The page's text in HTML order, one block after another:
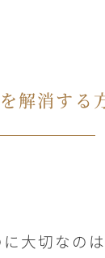
解消する
大切なの